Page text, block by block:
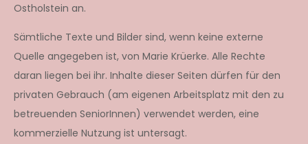
Ostholstein an.
Sämtliche Texte und Bilder sind, wenn keine externe
Quelle angegeben ist, von Marie Krüerke. Alle Rechte
daran liegen bei ihr. Inhalte dieser Seiten dürfen für den
privaten Gebrauch (am eigenen Arbeitsplatz mit den zu
betreuenden SeniorInnen) verwendet werden, eine
kommerzielle Nutzung ist untersagt.